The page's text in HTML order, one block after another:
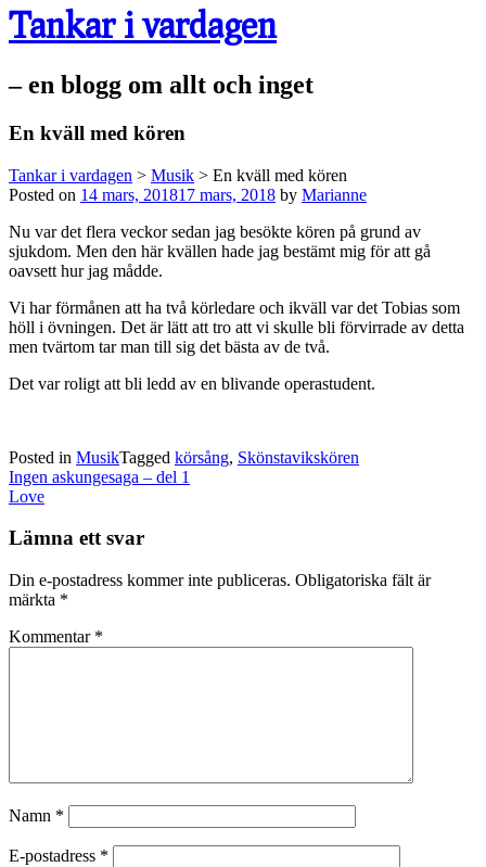
Tankar i vardagen
– en blogg om allt och inget
En kväll med kören
Tankar i vardagen > Musik > En kväll med kören
Posted on 14 mars, 201817 mars, 2018 by Marianne
Nu var det flera veckor sedan jag besökte kören på grund av
sjukdom. Men den här kvällen hade jag bestämt mig för att gå
oavsett hur jag mådde.
Vi har förmånen att ha två körledare och ikväll var det Tobias som
höll i övningen. Det är lätt att tro att vi skulle bli förvirrade av detta
men tvärtom tar man till sig det bästa av de två.
Det var roligt att bli ledd av en blivande operastudent.
Posted in MusikTagged körsång, Skönstavikskören
Post
navigation
Ingen askungesaga – del 1
Love
Lämna ett svar
Din e-postadress kommer inte publiceras. Obligatoriska fält är
märkta *
Kommentar *
Namn *
E-postadress *